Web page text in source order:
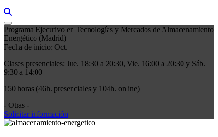
Programa Ejecutivo en Tecnologías y Mercados de Almacenamiento
Energético (Madrid)
Fecha de inicio: Oct.
Clases presenciales: Jue. 18:30 a 20:30, Vie. 16:00 a 20:30 y Sáb.
9:30 a 14:00
150 horas (46h. presenciales y 104h. online)
- Otras -
Solicitar información